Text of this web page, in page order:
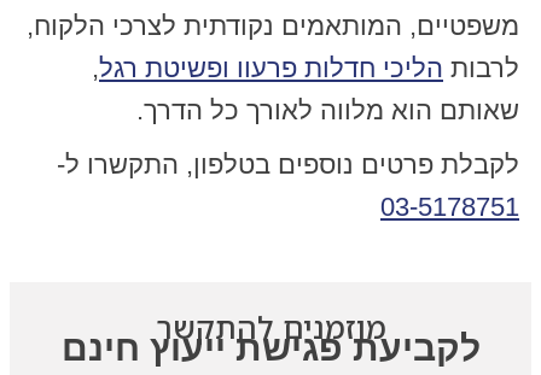
משפטיים, המותאמים נקודתית לצרכי הלקוח,
לרבות הליכי חדלות פרעוו ופשיטת רגל,
שאותם הוא מלווה לאורך כל הדרך.
לקבלת פרטים נוספים בטלפון, התקשרו ל-
03-5178751
מוזמנים להתקשר
לקביעת פגישת ייעוץ חינם